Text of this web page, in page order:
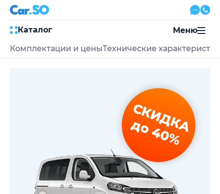
Каталог
8 800 500-03-23
с 08:00 по 20:00, без выходных
Привольная улица, 2, к5
Меню
Комплектации и ценыТехнические
СКИДКА
до 40%